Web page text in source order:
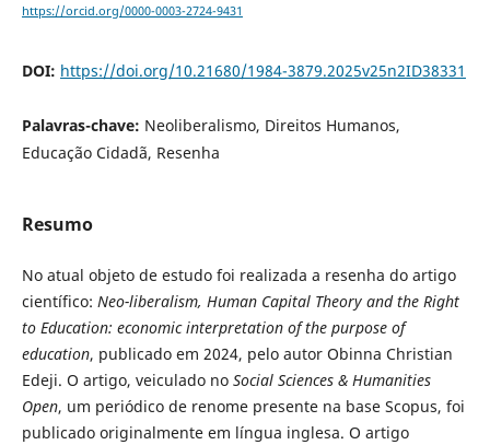
https://orcid.org/0000-0003-2724-9431
DOI: https://doi.org/10.21680/1984-3879.2025v25n2ID38331
Palavras-chave: Neoliberalismo, Direitos Humanos,
Educação Cidadã, Resenha
Resumo
No atual objeto de estudo foi realizada a resenha do artigo
científico: Neo-liberalism, Human Capital Theory and the Right
to Education: economic interpretation of the purpose of
education, publicado em 2024, pelo autor Obinna Christian
Edeji. O artigo, veiculado no Social Sciences & Humanities
Open, um periódico de renome presente na base Scopus, foi
publicado originalmente em língua inglesa. O artigo